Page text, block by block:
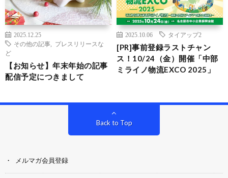
2025.12.25
その他の記事
プレスリリースな
ど
【お知らせ】年末年始の記事
配信予定につきまして
2025.10.06 タイアップ2
[PR]事前登録ラストチャン
ス！10/24（金）開催「中部
ミライノ物流EXCO 2025」
Back to Top
メルマガ会員登録